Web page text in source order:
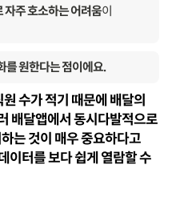
자주 호소하는 어려움이
를 원한다는 점이에요.
수가 적기 때문에 배달의
배달앱에서 동시다발적으로
는 것이 매우 중요하다고
이터를 보다 쉽게 열람할 수